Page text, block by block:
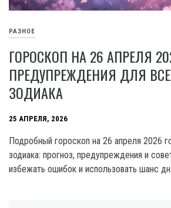
РАЗНОЕ
ГОРОСКОП НА 26 АПРЕЛЯ
ПРЕДУПРЕЖДЕНИЯ ДЛЯ
ЗОДИАКА
25 АПРЕЛЯ, 2026
Подробный гороскоп на 26 апреля 2026
зодиака: прогноз, предупреждения и
избежать ошибок и использовать шанс